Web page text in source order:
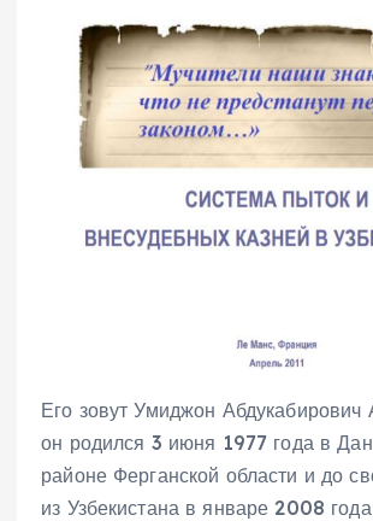
Его зовут Умиджон Абдукабирович
он родился 3 июня 1977 года в
районе Ферганской области и до
из Узбекистана в январе 2008